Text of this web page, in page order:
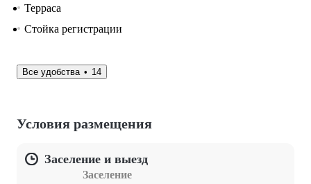
Терраса
Стойка регистрации
Все удобства 14
Условия размещения
Заселение и выезд
Заселение